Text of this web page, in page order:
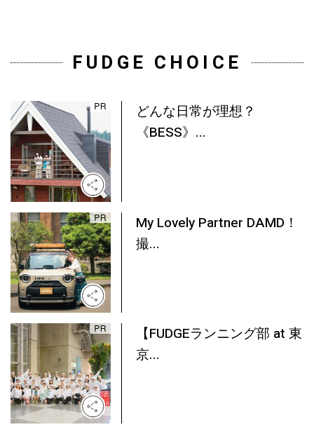
FUDGE CHOICE
どんな日常が理想？
《BESS》...
My Lovely Partner DAMD！
撮...
【FUDGEランニング部 at 東
京...